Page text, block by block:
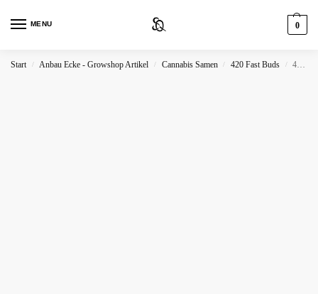
MENU 0
Start / Anbau Ecke - Growshop Artikel / Cannabis Samen / 420 Fast Buds / 420 Fast Buds Trainwreck Auto